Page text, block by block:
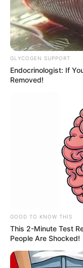
22:04 / 06 Avqust
Paytaxtın bu
GLYCOGEN SUPPORT
Endocrinologist: If
Removed!
GOOD TO KNOW THIS
This 2-Minute Test
People Are Shocked!